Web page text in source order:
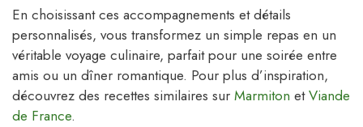
En choisissant ces accompagnements et détails
personnalisés, vous transformez un simple repas en un
véritable voyage culinaire, parfait pour une soirée entre
amis ou un dîner romantique. Pour plus d’inspiration,
découvrez des recettes similaires sur Marmiton etViande
de France.